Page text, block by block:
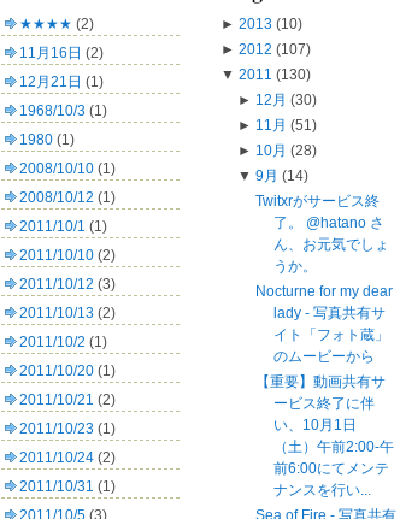
★★★★ (2)
11月16日 (2)
12月21日 (1)
1968/10/3 (1)
1980 (1)
2008/10/10 (1)
2008/10/12 (1)
2011/10/1 (1)
2011/10/10 (2)
2011/10/12 (3)
2011/10/13 (2)
2011/10/2 (1)
2011/10/20 (1)
2011/10/21 (2)
2011/10/23 (1)
2011/10/24 (2)
2011/10/31 (1)
2011/10/5 (3)
► 2013 (10)
► 2012 (107)
▼ 2011 (130)
► 12月 (30)
► 11月 (51)
► 10月 (28)
▼ 9月 (14)
Twitxrがサービス終
了。 @hatano さ
ん、お元気でしょ
うか。
Nocturne for my dear
lady - 写真共有サ
イト「フォト蔵」
のムービーから
【重要】動画共有サ
ービス終了に伴
い、10月1日
（土）午前2:00-午
前6:00にてメンテ
ナンスを行い...
Sea of Fire - 写真共有